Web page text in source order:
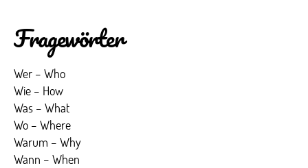
Fragewörter
Wer – Who
Wie – How
Was – What
Wo – Where
Warum – Why
Wann – When